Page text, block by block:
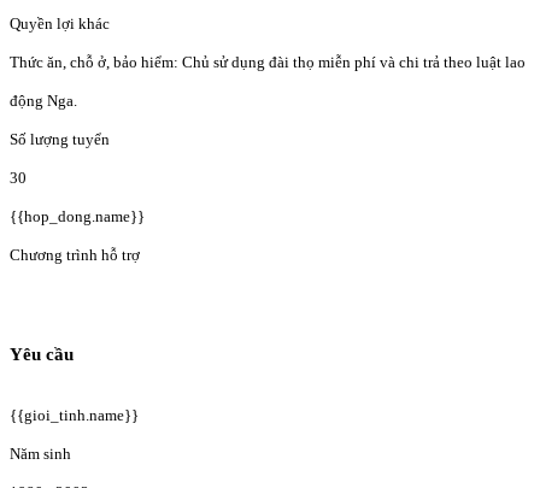
Quyền lợi khác
Thức ăn, chỗ ở, bảo hiểm: Chủ sử dụng đài thọ miễn phí và chi trả theo luật lao
động Nga.
Số lượng tuyển
30
{{hop_dong.name}}
Chương trình hỗ trợ
Yêu cầu
{{gioi_tinh.name}}
Năm sinh